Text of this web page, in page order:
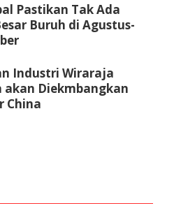
Pastikan Tak Ada
Buruh di Agustus-
Industri Wiraraja
akan Diekmbangkan
China